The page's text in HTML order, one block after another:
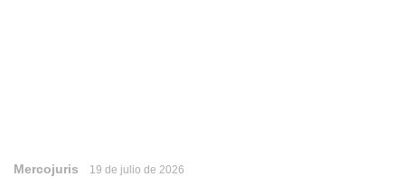
Mercojuris 19 de julio de 2026